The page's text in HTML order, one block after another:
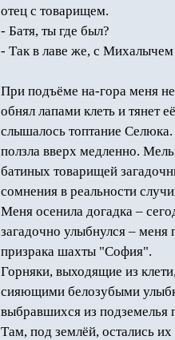
отец с товарищем.
- Батя, ты где был?
- Так в лаве же, с
При подъёме на-гора меня
обнял лапами клеть и тянет
слышалось топтание Селюка.
ползла вверх медленно.
батиных товарищей
сомнения в реальности
Меня осенила догадка –
загадочно улыбнулся –
призрака шахты "София".
Горняки, выходящие из
сияющими белозубыми
выбравшихся из
Там, под землёй, остались